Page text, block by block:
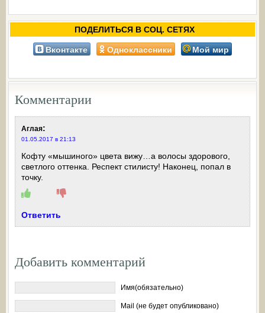
ПОДЕЛИТЬСЯ В СОЦ. СЕТЯХ
Вконтакте Одноклассники Мой мир
Комментарии
Аглая:
01.05.2017 в 21:13
Кофту «мышиного» цвета вижу…а волосы здорового,
светлого оттенка. Респект стилисту! Наконец, попал в
точку.
Ответить
Добавить комментарий
Имя(обязательно)
Mail (не будет опубликовано)